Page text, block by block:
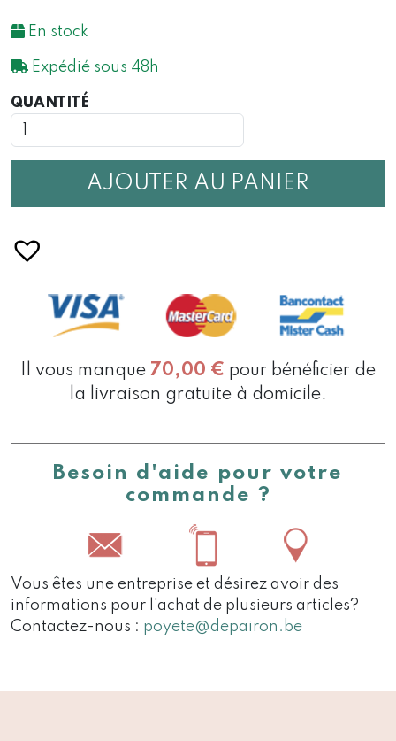
En stock
Expédié sous 48h
QUANTITÉ
ESPAGNE
CORDOE
AJOUTER AU PANIER
Il vous manque 70,00 € pour bénéficier de
la livraison gratuite à domicile.
Besoin d'aide pour votre
commande ?
Vous êtes une entreprise et désirez avoir des
informations pour l'achat de plusieurs articles?
Contactez-nous : poyete@depairon.be